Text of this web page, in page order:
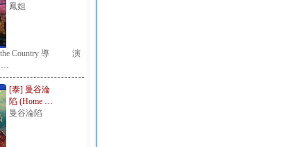
鳳姐
the Country 導 演：
…
[泰] 曼谷淪
陷 (Home …
曼谷淪陷